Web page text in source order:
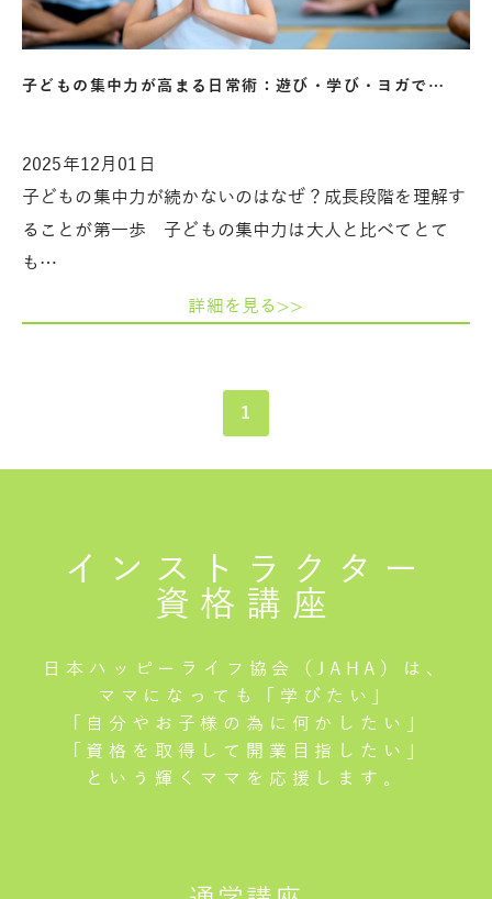
子どもの集中力が高まる日常術：遊び・学び・ヨガで…
2025年12月01日
子どもの集中力が続かないのはなぜ？成長段階を理解す
ることが第一歩 子どもの集中力は大人と比べてとて
も…
詳細を見る>>
1
インストラクター
資格講座
日本ハッピーライフ協会（JAHA）は、
ママになっても「学びたい」
「自分やお子様の為に何かしたい」
「資格を取得して開業目指したい」
という輝くママを応援します。